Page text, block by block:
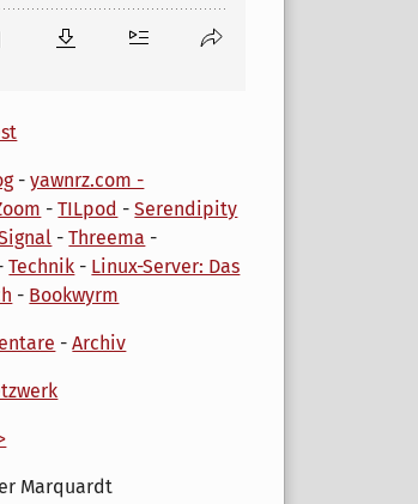
-yawnrz.com -
-TILpod -Serendipity
-Threema -
Technik - Linux-Server: Das
- Bookwyrm
-Archiv
Marquardt